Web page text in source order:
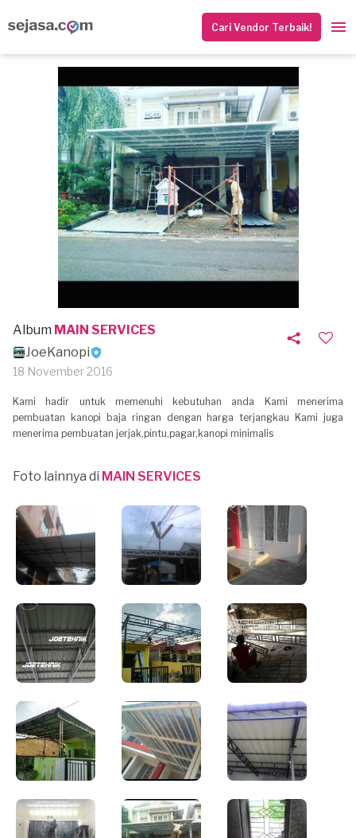
Cari Vendor Terbaik!
Album MAIN SERVICES
JoeKanopi
18 November 2016
Kami hadir untuk memenuhi kebutuhan anda Kami menerima
pembuatan kanopi baja ringan dengan harga terjangkau Kami juga
menerima pembuatan jerjak,pintu,pagar,kanopi minimalis
Foto lainnya di MAIN SERVICES